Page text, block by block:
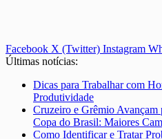
Facebook X (Twitter) Instagram
Últimas notícias:
Dicas para Trabalhar com
Produtividade
Cruzeiro e Grêmio Avançam
Copa do Brasil: Maiores
Como Identificar e Tratar